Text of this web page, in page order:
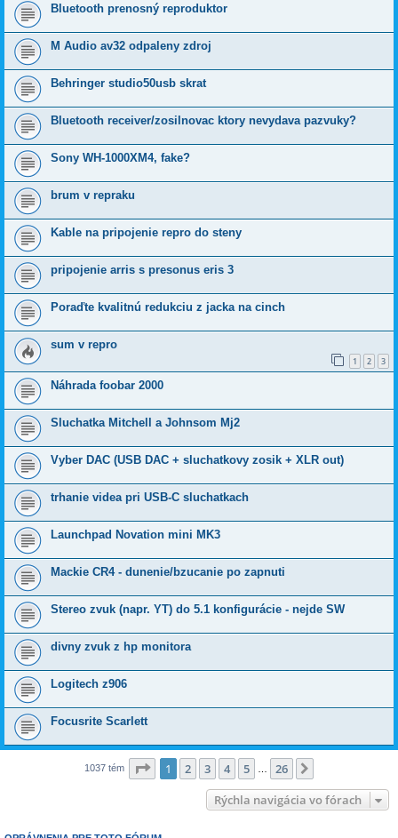
Bluetooth prenosný reproduktor
M Audio av32 odpaleny zdroj
Behringer studio50usb skrat
Bluetooth receiver/zosilnovac ktory nevydava pazvuky?
Sony WH-1000XM4, fake?
brum v repraku
Kable na pripojenie repro do steny
pripojenie arris s presonus eris 3
Poraďte kvalitnú redukciu z jacka na cinch
sum v repro
1 2 3
Náhrada foobar 2000
Sluchatka Mitchell a Johnsom Mj2
Vyber DAC (USB DAC + sluchatkovy zosik + XLR out)
trhanie videa pri USB-C sluchatkach
Launchpad Novation mini MK3
Mackie CR4 - dunenie/bzucanie po zapnuti
Stereo zvuk (napr. YT) do 5.1 konfigurácie - nejde SW
divny zvuk z hp monitora
Logitech z906
Focusrite Scarlett
1037 tém Strana z26
1 2 3 4 5 … 26
Rýchla navigácia vo fórach